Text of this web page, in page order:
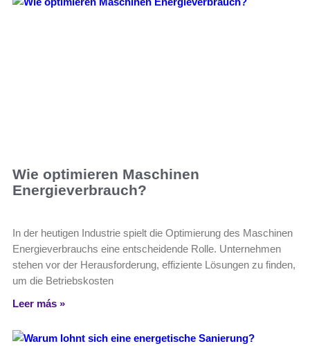
Wie optimieren Maschinen
Energieverbrauch?
In der heutigen Industrie spielt die Optimierung des Maschinen
Energieverbrauchs eine entscheidende Rolle. Unternehmen
stehen vor der Herausforderung, effiziente Lösungen zu finden,
um die Betriebskosten
Leer más »